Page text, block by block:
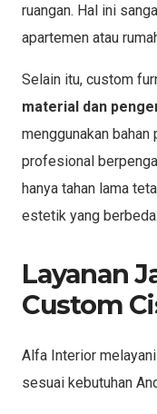
ruangan. Hal ini
apartemen atau
Selain itu, custom
material dan
menggunakan
profesional
hanya tahan lama
estetik yang berbeda.
Layanan
Custom
Alfa Interior
sesuai kebutuhan